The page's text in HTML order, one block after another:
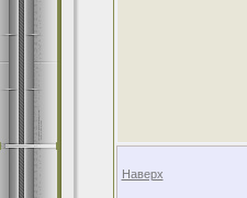
Наверх